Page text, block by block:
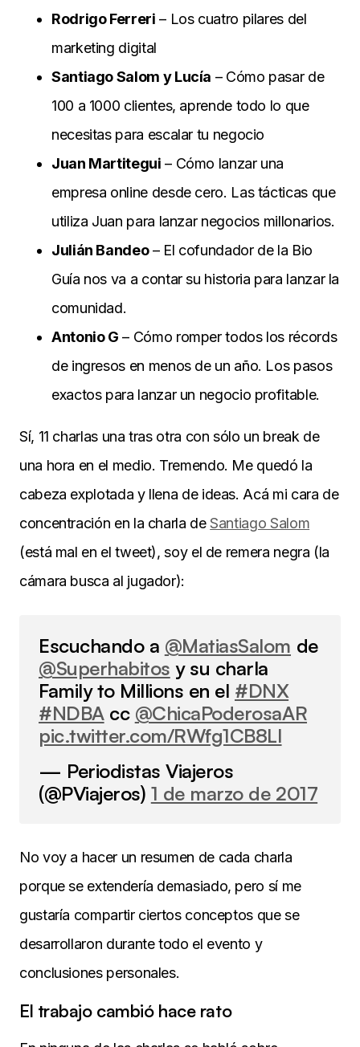
Rodrigo Ferreri – Los cuatro pilares del
marketing digital
Santiago Salom y Lucía – Cómo pasar de
100 a 1000 clientes, aprende todo lo que
necesitas para escalar tu negocio
Juan Martitegui – Cómo lanzar una
empresa online desde cero. Las tácticas que
utiliza Juan para lanzar negocios millonarios.
Julián Bandeo– El cofundador de la Bio
Guía nos va a contar su historia para lanzar la
comunidad.
Antonio G – Cómo romper todos los récords
de ingresos en menos de un año. Los pasos
exactos para lanzar un negocio profitable.
Sí, 11 charlas una tras otra con sólo un break de
una hora en el medio. Tremendo. Me quedó la
cabeza explotada y llena de ideas. Acá mi cara de
concentración en la charla deSantiago Salom
(está mal en el tweet), soy el de remera negra (la
cámara busca al jugador):
Escuchando a @MatiasSalom de
@Superhabitos y su charla
Family to Millions en el #DNX
#NDBAcc @ChicaPoderosaAR
pic.twitter.com/RWfg1CB8Ll
— Periodistas Viajeros
(@PViajeros) 1 de marzo de 2017
No voy a hacer un resumen de cada charla
porque se extendería demasiado, pero sí me
gustaría compartir ciertos conceptos que se
desarrollaron durante todo el evento y
conclusiones personales.
El trabajo cambió hace rato